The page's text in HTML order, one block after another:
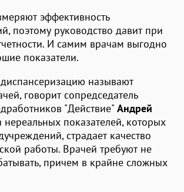
эффективность
поэтому руководство давит при
И самим врачам выгодно
показатели.
называют
говорит сопредседатель
"Действие" Андрей
нереальных показателей, которых
страдает качество
работы. Врачей требуют не
причем в крайне сложных